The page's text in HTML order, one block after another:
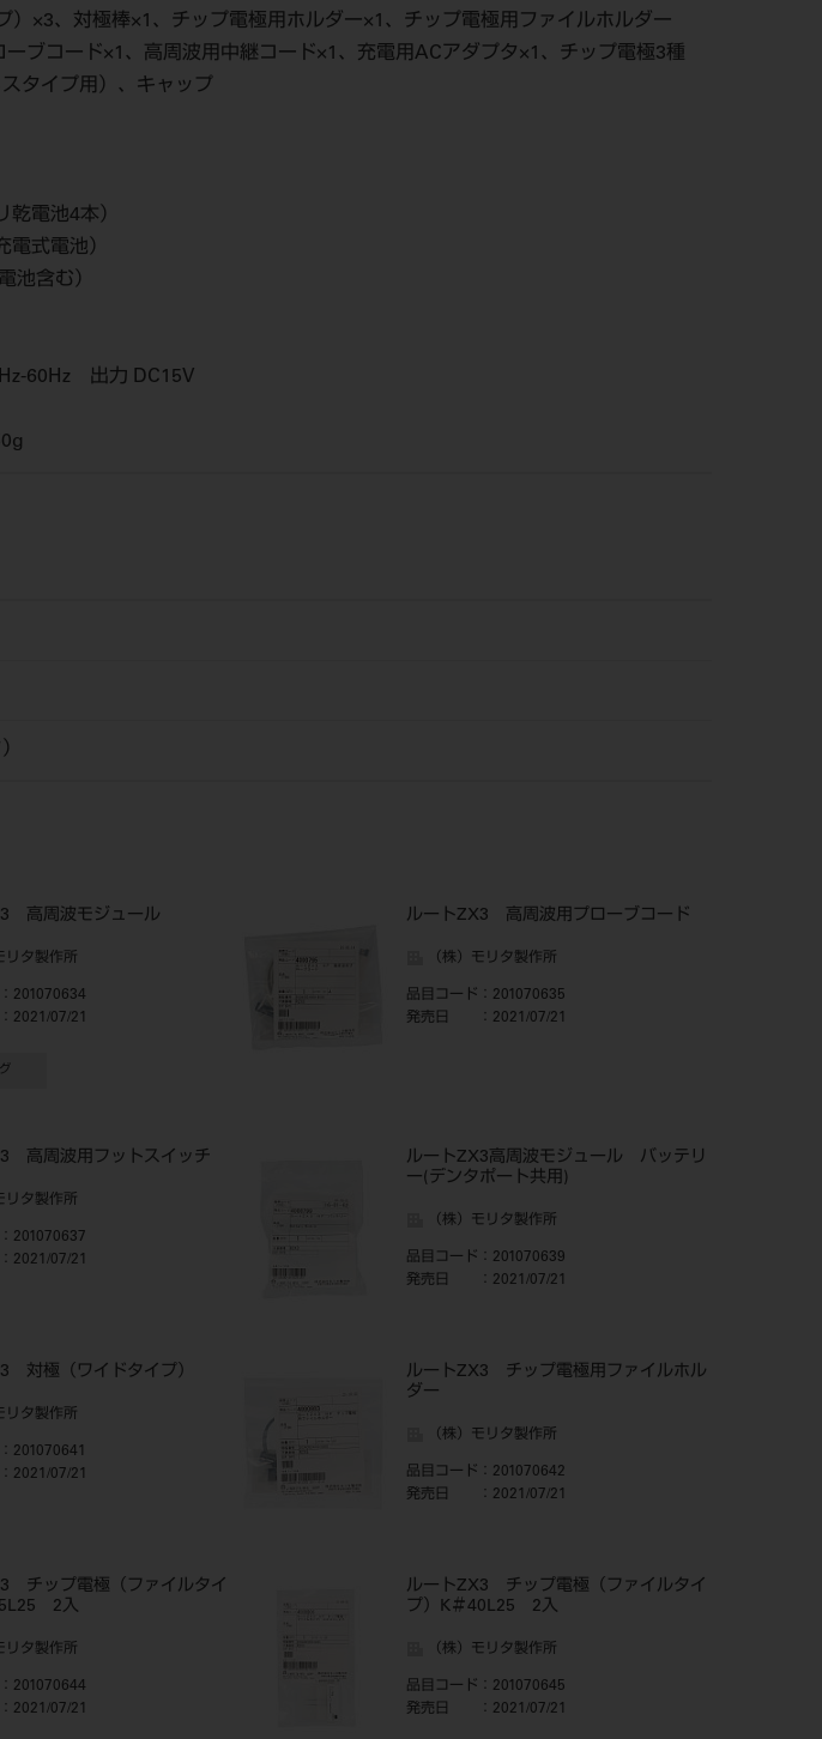
）×3、対極棒×1、チップ電極用ホルダー×1、チップ電極用ファイルホルダー
ブコード×1、高周波用中継コード×1、充電用ACアダプタ×1、チップ電極3種
タイプ用）、キャップ
電池4本）
式電池）
含む）
60Hz 出力 DC15V
高周波モジュール
リタ製作所
：201070634
：2021/07/21
ルートZX3 高周波用プローブコード
（株）モリタ製作所
品目コード ：201070635
発売日
：2021/07/21
高周波用フットスイッチ
リタ製作所
：201070637
：2021/07/21
ルートZX3高周波モジュール バッテリ
ー(デンタポート共用)
（株）モリタ製作所
品目コード ：201070639
発売日
：2021/07/21
対極（ワイドタイプ）
リタ製作所
：201070641
：2021/07/21
ルートZX3 チップ電極用ファイルホル
ダー
（株）モリタ製作所
品目コード ：201070642
発売日
：2021/07/21
チップ電極（ファイルタイ
2入
リタ製作所
：201070644
：2021/07/21
ルートZX3 チップ電極（ファイルタイ
プ）K＃40L25 2入
（株）モリタ製作所
品目コード ：201070645
発売日
：2021/07/21